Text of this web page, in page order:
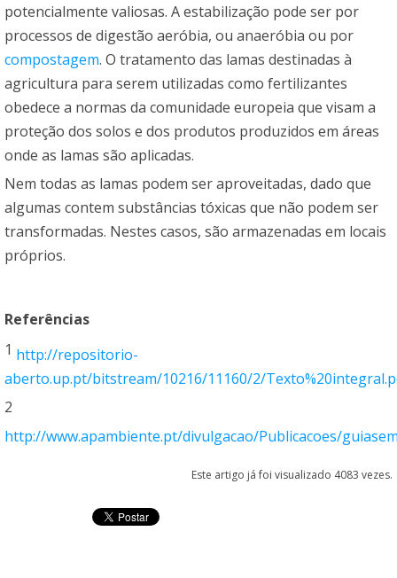
potencialmente valiosas. A estabilização pode ser por
processos de digestão aeróbia, ou anaeróbia ou por
compostagem. O tratamento das lamas destinadas à
agricultura para serem utilizadas como fertilizantes
obedece a normas da comunidade europeia que visam a
proteção dos solos e dos produtos produzidos em áreas
onde as lamas são aplicadas.
Nem todas as lamas podem ser aproveitadas, dado que
algumas contem substâncias tóxicas que não podem ser
transformadas. Nestes casos, são armazenadas em locais
próprios.
Referências
1 http://repositorio-
aberto.up.pt/bitstream/10216/11160/2/
2
http://www.apambiente.pt/divulgacao/Publicacoes/
Este artigo já foi visualizado 4083 vezes.